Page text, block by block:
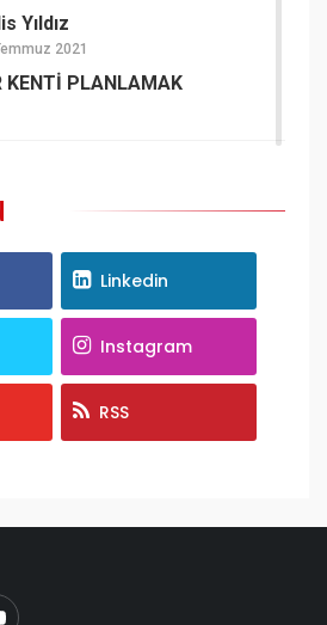
Yıldız
2021
KENTİ PLANLAMAK
Linkedin
Instagram
RSS